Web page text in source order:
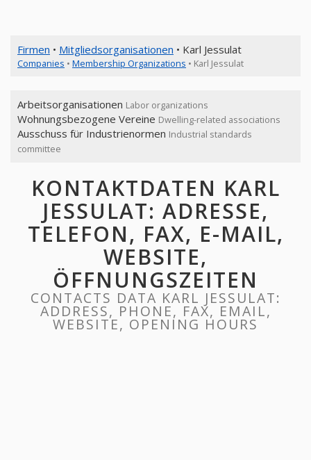
Firmen • Mitgliedsorganisationen • Karl Jessulat
Companies • Membership Organizations • Karl Jessulat
Arbeitsorganisationen Labor organizations
Wohnungsbezogene Vereine Dwelling-related associations
Ausschuss für Industrienormen Industrial standards
committee
KONTAKTDATEN KARL
JESSULAT: ADRESSE,
TELEFON, FAX, E-MAIL,
WEBSITE,
ÖFFNUNGSZEITEN
CONTACTS DATA KARL JESSULAT:
ADDRESS, PHONE, FAX, EMAIL,
WEBSITE, OPENING HOURS